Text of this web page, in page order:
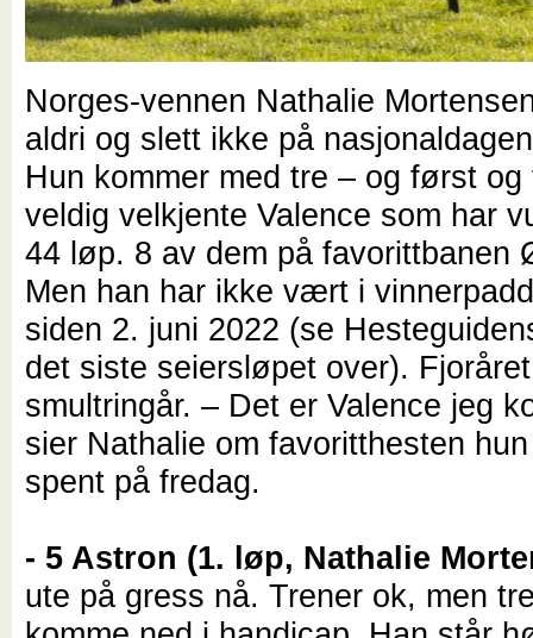
Norges-vennen Nathalie
aldri og slett ikke på
Hun kommer med tre – og først og
veldig velkjente Valence som har
44 løp. 8 av dem på favorittbanen
Men han har ikke vært i
siden 2. juni 2022 (se
det siste seiersløpet over).
smultringår. – Det er Valence jeg
sier Nathalie om favoritthesten
spent på fredag.
- 5 Astron (1. løp, Nathalie
ute på gress nå. Trener ok, men